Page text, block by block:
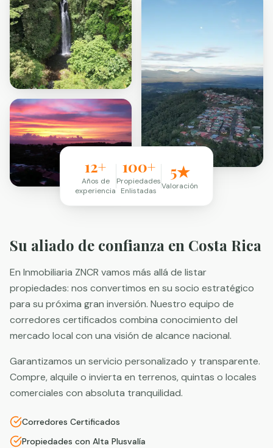
12+
Años de
experiencia
100+
Propiedades
Enlistadas
5★
Valoración
Su aliado de confianza en Costa Rica
En Inmobiliaria ZNCR vamos más allá de listar
propiedades: nos convertimos en su socio estratégico
para su próxima gran inversión. Nuestro equipo de
corredores certificados combina conocimiento del
mercado local con una visión de alcance nacional.
Garantizamos un servicio personalizado y transparente.
Compre, alquile o invierta en terrenos, quintas o locales
comerciales con absoluta tranquilidad.
Corredores Certificados
Propiedades con Alta Plusvalía